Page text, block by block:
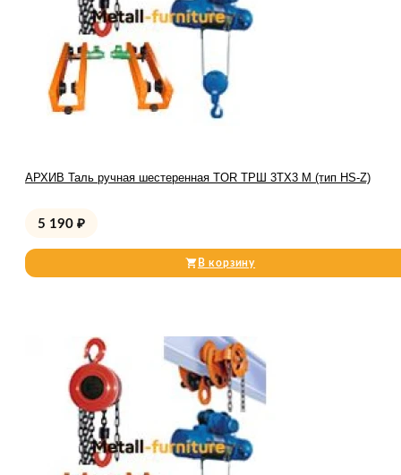
АРХИВ Таль ручная шестеренная TOR ТРШ 3ТХ3 М (тип HS-Z)
5 190 ₽
В корзину